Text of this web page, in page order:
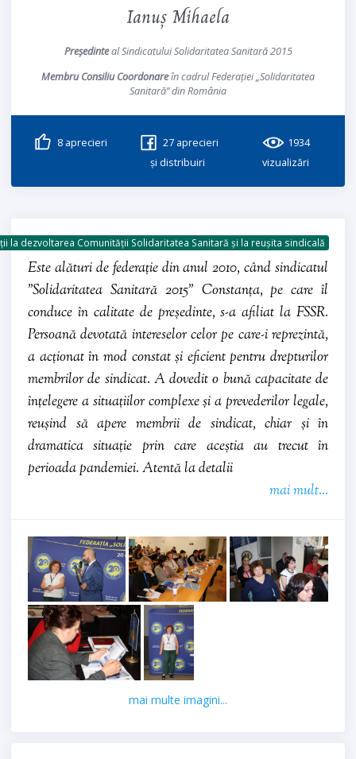
Ianuș Mihaela
Președinteal Sindicatului Solidaritatea Sanitară 2015
Membru Consiliu Coordonareîn cadrul Federației „Solidaritatea
Sanitară” din România
8 aprecieri 27aprecieri
și distribuiri
1934
vizualizări
la dezvoltarea Comunității Solidaritatea Sanitară și la reușita sindicală
Este alături de federație din anul 2010, când sindicatul
”Solidaritatea Sanitară 2015" Constanța, pe care îl
conduce în calitate de președinte, s-a afiliat la FSSR.
Persoană devotată intereselor celor pe care-i reprezintă,
a acționat în mod constat și eficient pentru drepturilor
membrilor de sindicat. A dovedit o bună capacitate de
înțelegere a situațiilor complexe și a prevederilor legale,
reușind să apere membrii de sindicat, chiar și în
dramatica situație prin care aceștia au trecut în
perioada pandemiei. Atentă la detalii
mai mult...
mai multe imagini...